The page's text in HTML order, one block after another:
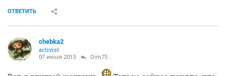
ОТВЕТИТЬ
chebka2
activist
07 июня 2013 Dim75